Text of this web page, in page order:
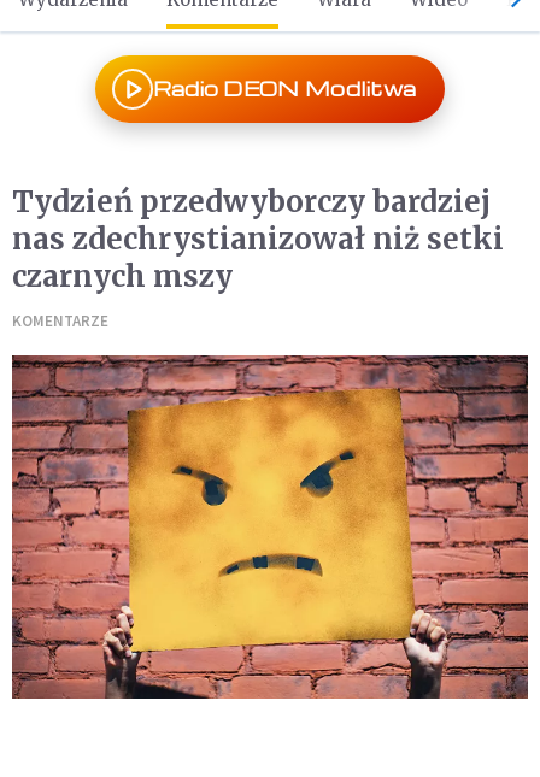
Radio DEON Modlitwa
Tydzień przedwyborczy bardziej
nas zdechrystianizował niż setki
czarnych mszy
KOMENTARZE